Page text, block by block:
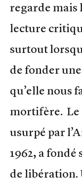
regarde mais
lecture
surtout
de fonder
qu’elle nous
mortifère.
usurpé par
1962, a
de libération.